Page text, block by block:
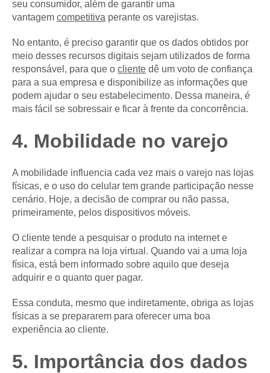
seu consumidor, além de garantir uma
vantagem competitiva perante os varejistas.
No entanto, é preciso garantir que os dados obtidos por
meio desses recursos digitais sejam utilizados de forma
responsável, para que o cliente dê um voto de confiança
para a sua empresa e disponibilize as informações que
podem ajudar o seu estabelecimento. Dessa maneira, é
mais fácil se sobressair e ficar à frente da concorrência.
4. Mobilidade no varejo
A mobilidade influencia cada vez mais o varejo nas lojas
físicas, e o uso do celular tem grande participação nesse
cenário. Hoje, a decisão de comprar ou não passa,
primeiramente, pelos dispositivos móveis.
O cliente tende a pesquisar o produto na internet e
realizar a compra na loja virtual. Quando vai a uma loja
física, está bem informado sobre aquilo que deseja
adquirir e o quanto quer pagar.
Essa conduta, mesmo que indiretamente, obriga as lojas
físicas a se prepararem para oferecer uma boa
experiência ao cliente.
5. Importância dos dados